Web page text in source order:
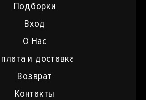
Подборки
Вход
О Нас
и доставка
Возврат
Контакты